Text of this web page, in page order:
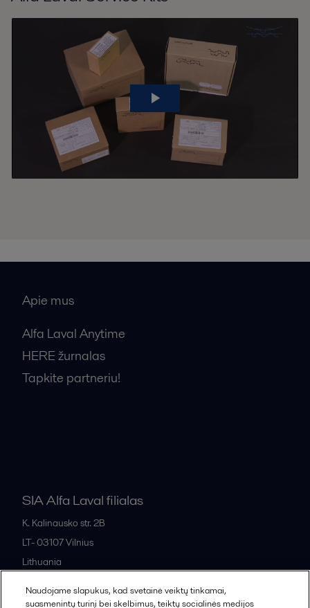
Apie mus
Alfa Laval Anytime
HERE žurnalas
Tapkite partneriu!
SIA Alfa Laval filialas
K. Kalinausko str. 2B
LT- 03107Vilnius
Lithuania
Naudojame slapukus, kad svetainė veiktų tinkamai,
suasmenintų turinį bei skelbimus, teiktų socialinės medijos